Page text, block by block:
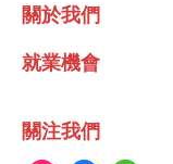
關於我們
就業機會
關注我們